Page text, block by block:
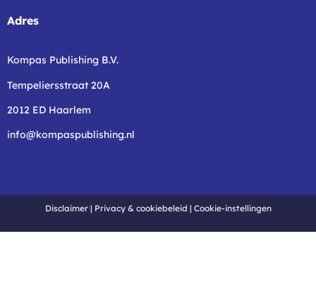
Adres
Kompas Publishing B.V.
Tempeliersstraat 20A
2012 ED Haarlem
info@kompaspublishing.nl
Disclaimer| Privacy & cookiebeleid | Cookie-instellingen